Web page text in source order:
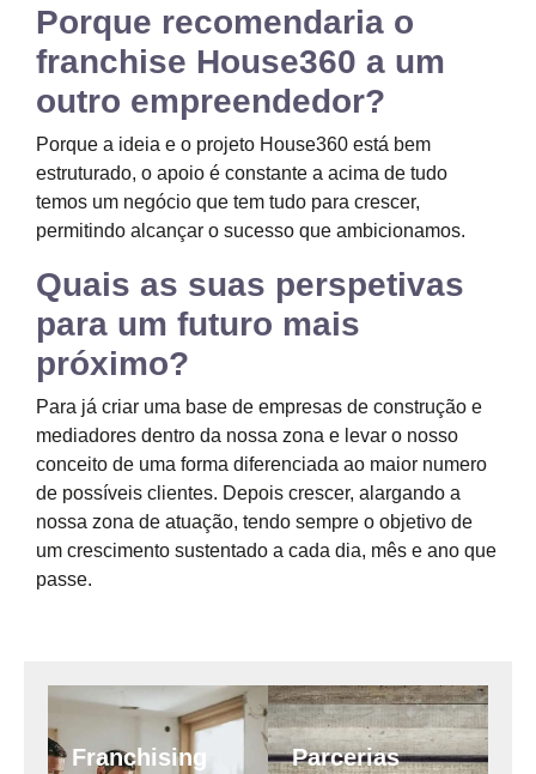
Porque recomendaria o
franchise House360 a um
outro empreendedor?
Porque a ideia e o projeto House360 está bem
estruturado, o apoio é constante a acima de tudo
temos um negócio que tem tudo para crescer,
permitindo alcançar o sucesso que ambicionamos.
Quais as suas perspetivas
para um futuro mais
próximo?
Para já criar uma base de empresas de construção e
mediadores dentro da nossa zona e levar o nosso
conceito de uma forma diferenciada ao maior numero
de possíveis clientes. Depois crescer, alargando a
nossa zona de atuação, tendo sempre o objetivo de
um crescimento sustentado a cada dia, mês e ano que
passe.
Franchising Parcerias